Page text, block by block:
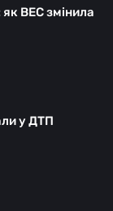
ВЕС змінила
у ДТП